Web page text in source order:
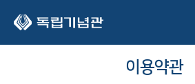
이용약관